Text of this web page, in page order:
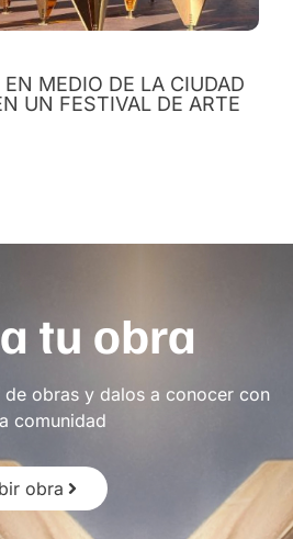
EN MEDIO DE LA CIUDAD
UN FESTIVAL DE ARTE
tu obra
obras y dalos a conocer con
comunidad
obra